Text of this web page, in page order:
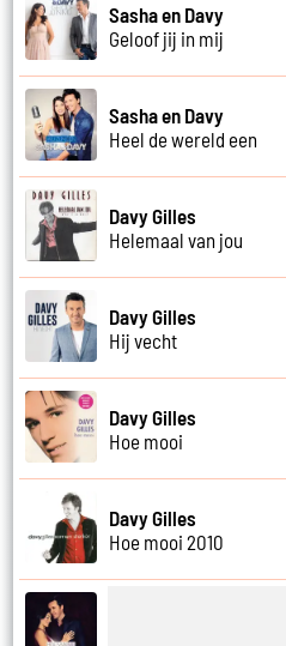
Sasha en Davy
Geloof jij in mij
Sasha en Davy
Heel de wereld een
Davy Gilles
Helemaal van jou
Davy Gilles
Hij vecht
Davy Gilles
Hoe mooi
Davy Gilles
Hoe mooi 2010